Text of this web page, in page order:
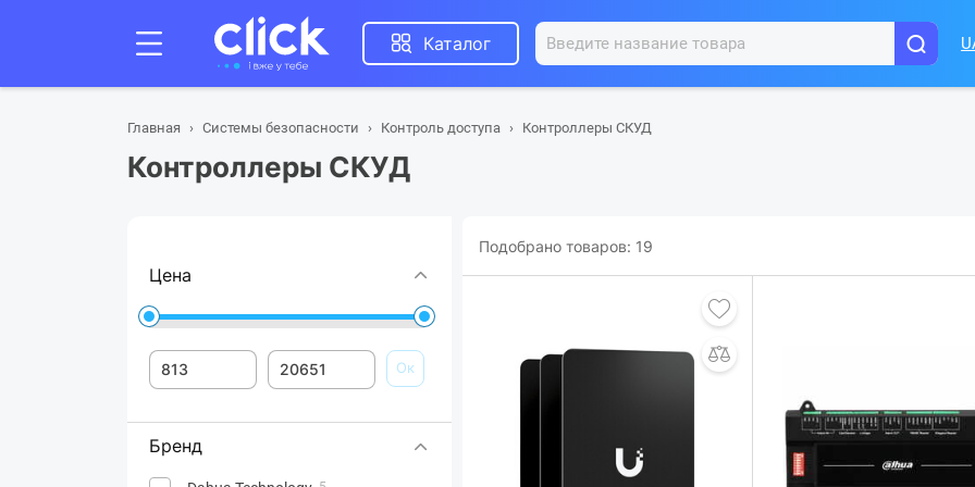
Каталог
Главная Системы безопасности Контроль доступа Контроллеры СКУД
Контроллеры СКУД
Цена
Ок
Бренд
Подобрано товаров: 19